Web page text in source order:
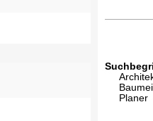
Planer